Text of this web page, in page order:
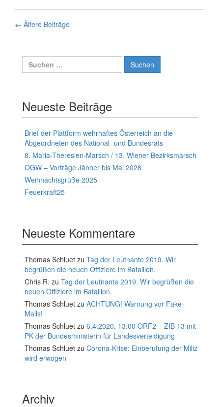
Beiträge-
← Ältere Beiträge
Suchen
nach:
Neueste Beiträge
Brief der Plattform wehrhaftes Österreich an die
Abgeordneten des National- und Bundesrats
8. Maria-Theresien-Marsch / 13. Wiener Bezirksmarsch
OGW – Vorträge Jänner bis Mai 2026
Weihnachtsgrüße 2025
Feuerkraft25
Neueste Kommentare
Thomas Schluet zu Tag der Leutnante 2019. Wir
begrüßen die neuen Offiziere im Bataillon.
Chris R. zu Tag der Leutnante 2019. Wir begrüßen die
neuen Offiziere im Bataillon.
Thomas Schluet zu ACHTUNG! Warnung vor Fake-
Mails!
Thomas Schluet zu 6.4.2020, 13:00 ORF2 – ZIB 13 mit
PK der Bundesministerin für Landesverteidigung
Thomas Schluet zu Corona-Krise: Einberufung der Miliz
wird erwogen
Archiv